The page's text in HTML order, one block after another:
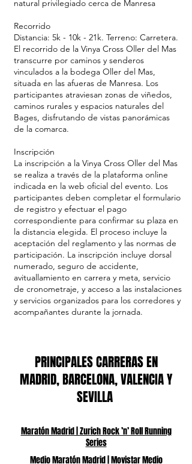
natural privilegiado cerca de Manresa
Recorrido
Distancia: 5k - 10k - 21k. Terreno: Carretera.
El recorrido de la Vinya Cross Oller del Mas
transcurre por caminos y senderos
vinculados a la bodega Oller del Mas,
situada en las afueras de Manresa. Los
participantes atraviesan zonas de viñedos,
caminos rurales y espacios naturales del
Bages, disfrutando de vistas panorámicas
de la comarca.
Inscripción
La inscripción a la Vinya Cross Oller del Mas
se realiza a través de la plataforma online
indicada en la web oficial del evento. Los
participantes deben completar el formulario
de registro y efectuar el pago
correspondiente para confirmar su plaza en
la distancia elegida. El proceso incluye la
aceptación del reglamento y las normas de
participación. La inscripción incluye dorsal
numerado, seguro de accidente,
avituallamiento en carrera y meta, servicio
de cronometraje, y acceso a las instalaciones
y servicios organizados para los corredores y
acompañantes durante la jornada.
PRINCIPALES CARRERAS EN
MADRID, BARCELONA, VALENCIA Y
SEVILLA
Maratón Madrid | Zurich Rock ’n’ Roll Running
Series
Medio Maratón Madrid | Movistar Medio